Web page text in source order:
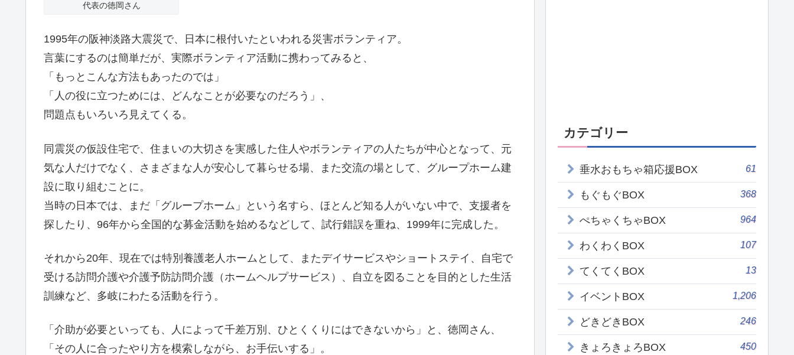
代表の徳岡さん
1995年の阪神淡路大震災で、日本に根付いたといわれる災害ボランティア。
言葉にするのは簡単だが、実際ボランティア活動に携わってみると、
「もっとこんな方法もあったのでは」
「人の役に立つためには、どんなことが必要なのだろう」、
問題点もいろいろ見えてくる。
同震災の仮設住宅で、住まいの大切さを実感した住人やボランティアの人たちが中心となって、元
気な人だけでなく、さまざまな人が安心して暮らせる場、また交流の場として、グループホーム建
設に取り組むことに。
当時の日本では、まだ「グループホーム」という名すら、ほとんど知る人がいない中で、支援者を
探したり、96年から全国的な募金活動を始めるなどして、試行錯誤を重ね、1999年に完成した。
それから20年、現在では特別養護老人ホームとして、またデイサービスやショートステイ、自宅で
受ける訪問介護や介護予防訪問介護（ホームヘルプサービス）、自立を図ることを目的とした生活
訓練など、多岐にわたる活動を行う。
「介助が必要といっても、人によって千差万別、ひとくくりにはできないから」と、徳岡さん、
「その人に合ったやり方を模索しながら、お手伝いする」。
カテゴリー
垂水おもちゃ箱応援BOX 61
もぐもぐBOX 368
ぺちゃくちゃBOX 964
わくわくBOX 107
てくてくBOX 13
イベントBOX 1,206
どきどきBOX 246
きょろきょろBOX 450